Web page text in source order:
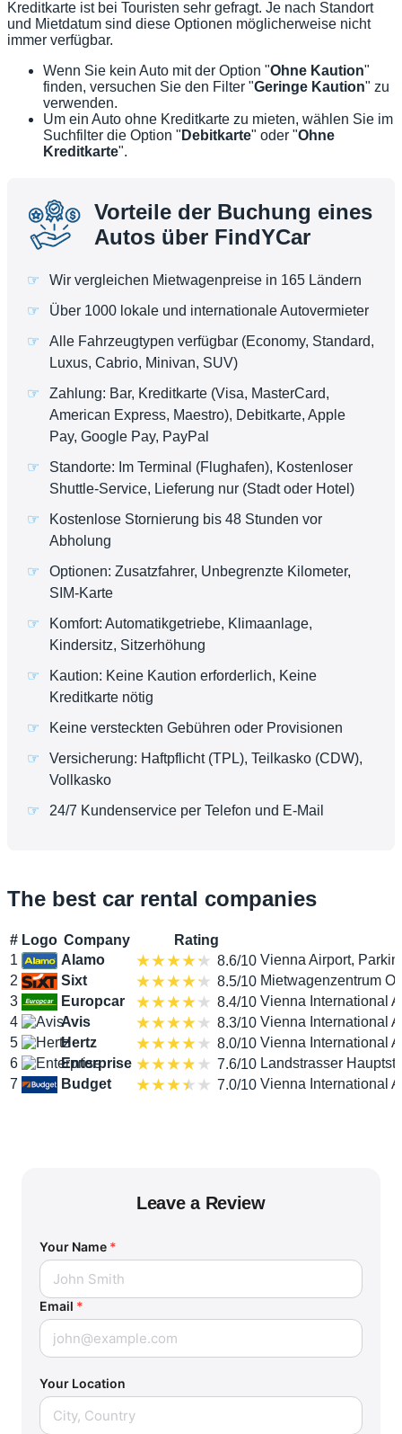
Kreditkarte ist bei Touristen sehr gefragt. Je nach Standort
und Mietdatum sind diese Optionen möglicherweise nicht
immer verfügbar.
Wenn Sie kein Auto mit der Option "Ohne Kaution"
finden, versuchen Sie den Filter "Geringe Kaution" zu
verwenden.
Um ein Auto ohne Kreditkarte zu mieten, wählen Sie im
Suchfilter die Option " Debitkarte" oder "Ohne
Kreditkarte".
Vorteile der Buchung eines
Autos über FindYCar
Wir vergleichen Mietwagenpreise in 165 Ländern
Über 1000 lokale und internationale Autovermieter
Alle Fahrzeugtypen verfügbar (Economy, Standard,
Luxus, Cabrio, Minivan, SUV)
Zahlung: Bar, Kreditkarte (Visa, MasterCard,
American Express, Maestro), Debitkarte, Apple
Pay, Google Pay, PayPal
Standorte: Im Terminal (Flughafen), Kostenloser
Shuttle-Service, Lieferung nur (Stadt oder Hotel)
Kostenlose Stornierung bis 48 Stunden vor
Abholung
Optionen: Zusatzfahrer, Unbegrenzte Kilometer,
SIM-Karte
Komfort: Automatikgetriebe, Klimaanlage,
Kindersitz, Sitzerhöhung
Kaution: Keine Kaution erforderlich, Keine
Kreditkarte nötig
Keine versteckten Gebühren oder Provisionen
Versicherung: Haftpflicht (TPL), Teilkasko (CDW),
Vollkasko
24/7 Kundenservice per Telefon und E-Mail
The best car rental companies
# Logo Company
Rating
1
Alamo 8.6/10 Vienna Airport,
2
Sixt 8.5/10 Mietwagenzentrum
3
Europcar 8.4/10 Vienna International
4
Avis 8.3/10 Vienna International
5
Hertz 8.0/10 Vienna International
6
Enterprise 7.6/10 Landstrasser
7
Budget 7.0/10 Vienna International
Leave a Review
Your Name *
Email *
Your Location